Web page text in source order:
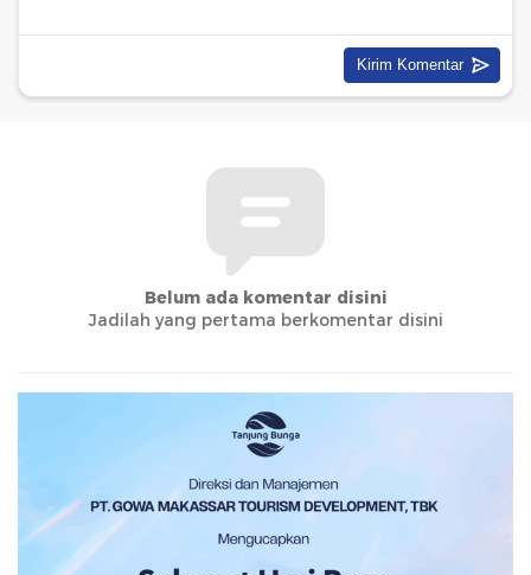
Belum ada komentar disini
Jadilah yang pertama berkomentar disini